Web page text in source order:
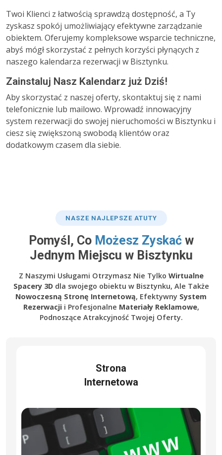
Twoi Klienci z łatwością sprawdzą dostępność, a Ty
zyskasz spokój umożliwiający efektywne zarządzanie
obiektem. Oferujemy kompleksowe wsparcie techniczne,
abyś mógł skorzystać z pełnych korzyści płynących z
naszego kalendarza rezerwacji w Bisztynku.
Zainstaluj Nasz Kalendarz już Dziś!
Aby skorzystać z naszej oferty, skontaktuj się z nami
telefonicznie lub mailowo. Wprowadź innowacyjny
system rezerwacji do swojej nieruchomości w Bisztynku i
ciesz się zwiększoną swobodą klientów oraz
dodatkowym czasem dla siebie.
NASZE NAJLEPSZE ATUTY
Pomyśl, Co Możesz Zyskaćw
Jednym Miejscu w Bisztynku
Z Naszymi Usługami Otrzymasz Nie Tylko Wirtualne
Spacery 3Ddla swojego obiektu w Bisztynku, Ale Także
Nowoczesną Stronę Internetową, Efektywny System
Rezerwacjii Profesjonalne Materiały Reklamowe,
Podnoszące Atrakcyjność Twojej Oferty.
Strona
Internetowa